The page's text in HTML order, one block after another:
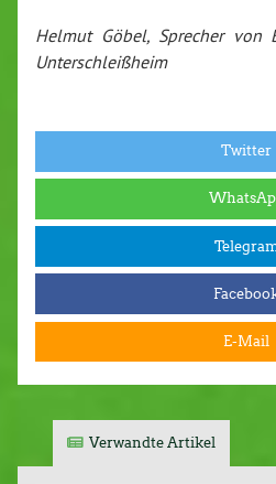
Helmut Göbel, Sprecher von
Unterschleißheim
Twitter
E-Mail
Verwandte Artikel